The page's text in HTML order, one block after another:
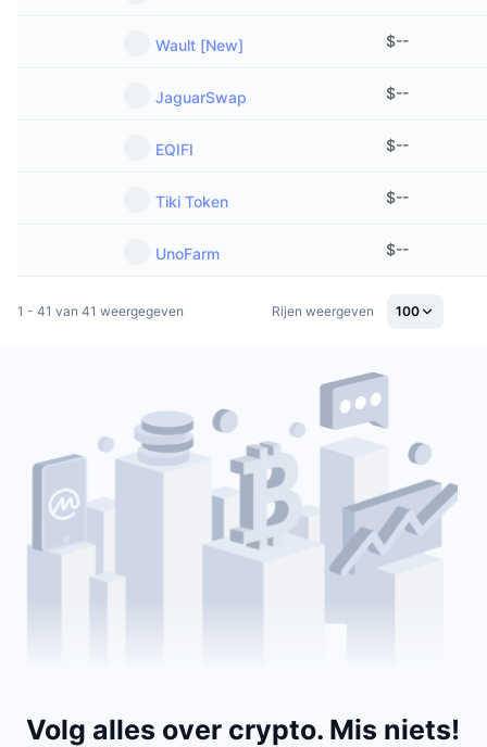
Wault [New] $--
JaguarSwap $--
EQIFI $--
Tiki Token $--
UnoFarm $--
1 - 41 van 41 weergegeven Rijen weergeven 100
Volg alles over crypto. Mis niets!